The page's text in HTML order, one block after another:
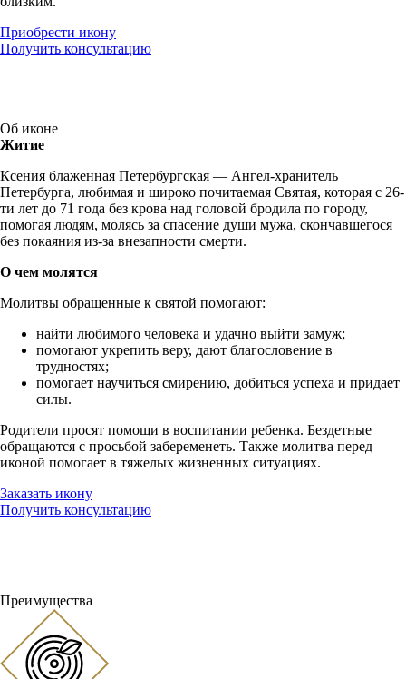
Приобрести икону
Получить консультацию
Об иконе
Житие
Ксения блаженная Петербургская — Ангел-хранитель
Петербурга, любимая и широко почитаемая Святая, которая с 26-
ти лет до 71 года без крова над головой бродила по городу,
помогая людям, молясь за спасение души мужа, скончавшегося
без покаяния из-за внезапности смерти.
О чем молятся
Молитвы обращенные к святой помогают:
найти любимого человека и удачно выйти замуж;
помогают укрепить веру, дают благословение в
трудностях;
помогает научиться смирению, добиться успеха и придает
силы.
Родители просят помощи в воспитании ребенка. Бездетные
обращаются с просьбой забеременеть. Также молитва перед
иконой помогает в тяжелых жизненных ситуациях.
Заказать икону
Получить консультацию
Преимущества